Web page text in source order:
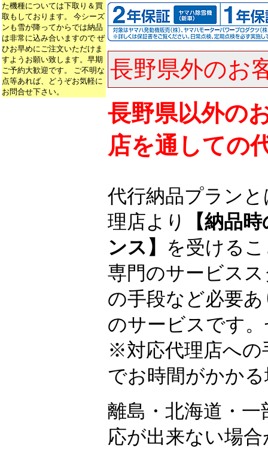
た機種については下取り＆買
取もしております。 今シーズ
ンも雪が降ってからでは納品
は非常に込み合いますので ぜ
ひお早めにご注文いただけま
すようお願い致します。早期
ご予約大歓迎です。 ご不明な
点等あれば、どうぞお気軽に
お問合せ下さい。
長野県外のお
長野県以外の
店を通しての
代行納品プラン
理店より
【納品
ンス】 を受ける
専門のサービス
の手段など必要
のサービスです
※対応代理店への
でお時間がかか
離島・北海道・
応が出来ない場